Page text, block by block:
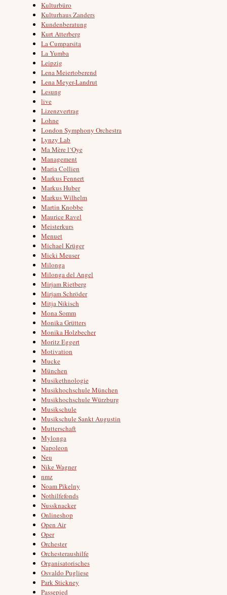
Kulturbüro
Kulturhaus Zanders
Kundenberatung
Kurt Atterberg
La Cumparsita
La Yumba
Leipzig
Lena Meiertoberend
Lena Meyer-Landrut
Lesung
live
Lizenzvertrag
Lohne
London Symphony Orchestra
Lynzy Lab
Ma Mère l‘Oye
Management
Maria Collien
Markus Fennert
Markus Huber
Markus Wilhelm
Martin Knobbe
Maurice Ravel
Meisterkurs
Menuet
Michael Krüger
Micki Meuser
Milonga
Milonga del Angel
Mirjam Rietberg
Mirjam Schröder
Mitja Nikisch
Mona Somm
Monika Grütters
Monika Holzbecher
Moritz Eggert
Motivation
Mucke
München
Musikethnologie
Musikhochschule München
Musikhochschule Würzburg
Musikschule
Musikschule Sankt Augustin
Mutterschaft
Mylonga
Napoleon
Neu
Nike Wagner
nmz
Noam Pikelny
Nothilfefonds
Nussknacker
Onlineshop
Open Air
Oper
Orchester
Orchesteraushilfe
Organisatorisches
Osvaldo Pugliese
Park Stickney
Passepied